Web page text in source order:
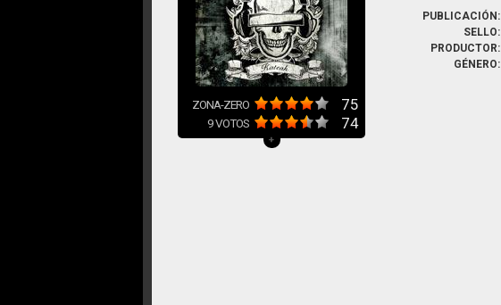
ZONA-ZERO 75
9VOTOS 74
+
PUBLICACIÓN:
SELLO:
PRODUCTOR:
GÉNERO: